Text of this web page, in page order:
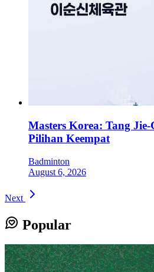
Masters Korea: Tang
Pilihan Keempat
Badminton
August 6, 2026
Next
Popular